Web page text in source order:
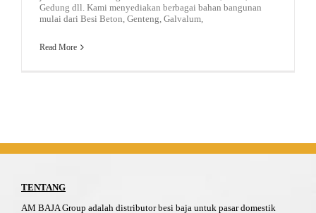
Gedung dll. Kami menyediakan berbagai bahan bangunan
mulai dari Besi Beton, Genteng, Galvalum,
Read More
TENTANG
AM BAJA Group adalah distributor besi baja untuk pasar domestik